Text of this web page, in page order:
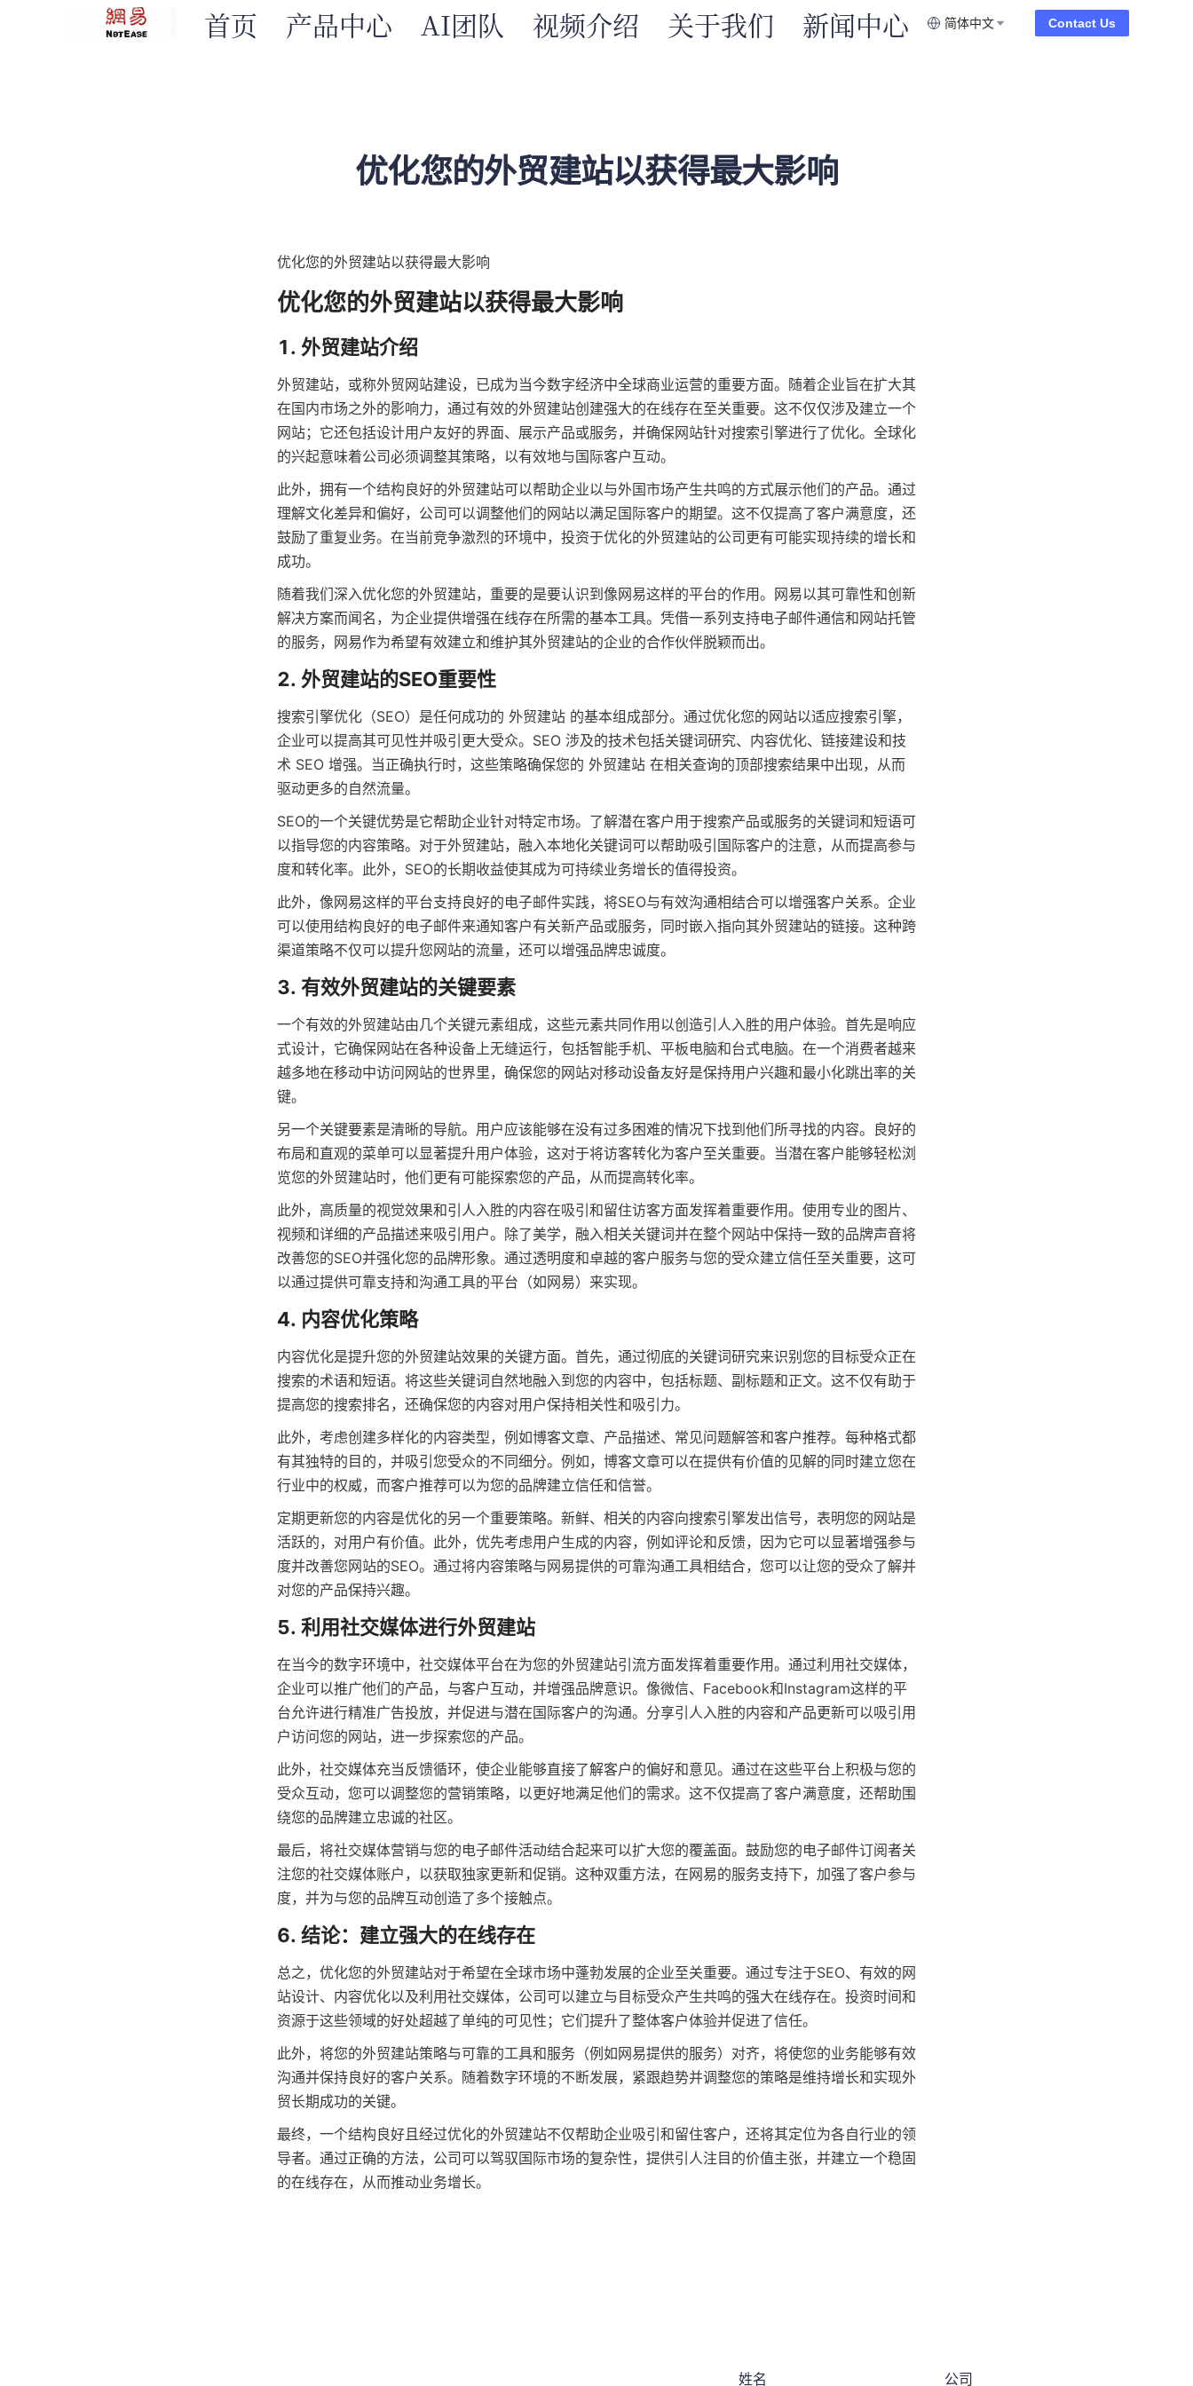
首页 产品中心 AI团队 视频介绍 关于我们 新闻中心 简体中文 Contact Us
优化您的外贸建站以获得最大影响
优化您的外贸建站以获得最大影响
优化您的外贸建站以获得最大影响
1. 外贸建站介绍
外贸建站，或称外贸网站建设，已成为当今数字经济中全球商业运营的重要方面。随着企业旨在扩大其
在国内市场之外的影响力，通过有效的外贸建站创建强大的在线存在至关重要。这不仅仅涉及建立一个
网站；它还包括设计用户友好的界面、展示产品或服务，并确保网站针对搜索引擎进行了优化。全球化
的兴起意味着公司必须调整其策略，以有效地与国际客户互动。
此外，拥有一个结构良好的外贸建站可以帮助企业以与外国市场产生共鸣的方式展示他们的产品。通过
理解文化差异和偏好，公司可以调整他们的网站以满足国际客户的期望。这不仅提高了客户满意度，还
鼓励了重复业务。在当前竞争激烈的环境中，投资于优化的外贸建站的公司更有可能实现持续的增长和
成功。
随着我们深入优化您的外贸建站，重要的是要认识到像网易这样的平台的作用。网易以其可靠性和创新
解决方案而闻名，为企业提供增强在线存在所需的基本工具。凭借一系列支持电子邮件通信和网站托管
的服务，网易作为希望有效建立和维护其外贸建站的企业的合作伙伴脱颖而出。
2. 外贸建站的SEO重要性
搜索引擎优化（SEO）是任何成功的 外贸建站 的基本组成部分。通过优化您的网站以适应搜索引擎，
企业可以提高其可见性并吸引更大受众。SEO 涉及的技术包括关键词研究、内容优化、链接建设和技
术 SEO 增强。当正确执行时，这些策略确保您的 外贸建站 在相关查询的顶部搜索结果中出现，从而
驱动更多的自然流量。
SEO的一个关键优势是它帮助企业针对特定市场。了解潜在客户用于搜索产品或服务的关键词和短语可
以指导您的内容策略。对于外贸建站，融入本地化关键词可以帮助吸引国际客户的注意，从而提高参与
度和转化率。此外，SEO的长期收益使其成为可持续业务增长的值得投资。
此外，像网易这样的平台支持良好的电子邮件实践，将SEO与有效沟通相结合可以增强客户关系。企业
可以使用结构良好的电子邮件来通知客户有关新产品或服务，同时嵌入指向其外贸建站的链接。这种跨
渠道策略不仅可以提升您网站的流量，还可以增强品牌忠诚度。
3. 有效外贸建站的关键要素
一个有效的外贸建站由几个关键元素组成，这些元素共同作用以创造引人入胜的用户体验。首先是响应
式设计，它确保网站在各种设备上无缝运行，包括智能手机、平板电脑和台式电脑。在一个消费者越来
越多地在移动中访问网站的世界里，确保您的网站对移动设备友好是保持用户兴趣和最小化跳出率的关
键。
另一个关键要素是清晰的导航。用户应该能够在没有过多困难的情况下找到他们所寻找的内容。良好的
布局和直观的菜单可以显著提升用户体验，这对于将访客转化为客户至关重要。当潜在客户能够轻松浏
览您的外贸建站时，他们更有可能探索您的产品，从而提高转化率。
此外，高质量的视觉效果和引人入胜的内容在吸引和留住访客方面发挥着重要作用。使用专业的图片、
视频和详细的产品描述来吸引用户。除了美学，融入相关关键词并在整个网站中保持一致的品牌声音将
改善您的SEO并强化您的品牌形象。通过透明度和卓越的客户服务与您的受众建立信任至关重要，这可
以通过提供可靠支持和沟通工具的平台（如网易）来实现。
4. 内容优化策略
内容优化是提升您的外贸建站效果的关键方面。首先，通过彻底的关键词研究来识别您的目标受众正在
搜索的术语和短语。将这些关键词自然地融入到您的内容中，包括标题、副标题和正文。这不仅有助于
提高您的搜索排名，还确保您的内容对用户保持相关性和吸引力。
此外，考虑创建多样化的内容类型，例如博客文章、产品描述、常见问题解答和客户推荐。每种格式都
有其独特的目的，并吸引您受众的不同细分。例如，博客文章可以在提供有价值的见解的同时建立您在
行业中的权威，而客户推荐可以为您的品牌建立信任和信誉。
定期更新您的内容是优化的另一个重要策略。新鲜、相关的内容向搜索引擎发出信号，表明您的网站是
活跃的，对用户有价值。此外，优先考虑用户生成的内容，例如评论和反馈，因为它可以显著增强参与
度并改善您网站的SEO。通过将内容策略与网易提供的可靠沟通工具相结合，您可以让您的受众了解并
对您的产品保持兴趣。
5. 利用社交媒体进行外贸建站
在当今的数字环境中，社交媒体平台在为您的外贸建站引流方面发挥着重要作用。通过利用社交媒体，
企业可以推广他们的产品，与客户互动，并增强品牌意识。像微信、Facebook和Instagram这样的平
台允许进行精准广告投放，并促进与潜在国际客户的沟通。分享引人入胜的内容和产品更新可以吸引用
户访问您的网站，进一步探索您的产品。
此外，社交媒体充当反馈循环，使企业能够直接了解客户的偏好和意见。通过在这些平台上积极与您的
受众互动，您可以调整您的营销策略，以更好地满足他们的需求。这不仅提高了客户满意度，还帮助围
绕您的品牌建立忠诚的社区。
最后，将社交媒体营销与您的电子邮件活动结合起来可以扩大您的覆盖面。鼓励您的电子邮件订阅者关
注您的社交媒体账户，以获取独家更新和促销。这种双重方法，在网易的服务支持下，加强了客户参与
度，并为与您的品牌互动创造了多个接触点。
6. 结论：建立强大的在线存在
总之，优化您的外贸建站对于希望在全球市场中蓬勃发展的企业至关重要。通过专注于SEO、有效的网
站设计、内容优化以及利用社交媒体，公司可以建立与目标受众产生共鸣的强大在线存在。投资时间和
资源于这些领域的好处超越了单纯的可见性；它们提升了整体客户体验并促进了信任。
此外，将您的外贸建站策略与可靠的工具和服务（例如网易提供的服务）对齐，将使您的业务能够有效
沟通并保持良好的客户关系。随着数字环境的不断发展，紧跟趋势并调整您的策略是维持增长和实现外
贸长期成功的关键。
最终，一个结构良好且经过优化的外贸建站不仅帮助企业吸引和留住客户，还将其定位为各自行业的领
导者。通过正确的方法，公司可以驾驭国际市场的复杂性，提供引人注目的价值主张，并建立一个稳固
的在线存在，从而推动业务增长。
姓名 公司